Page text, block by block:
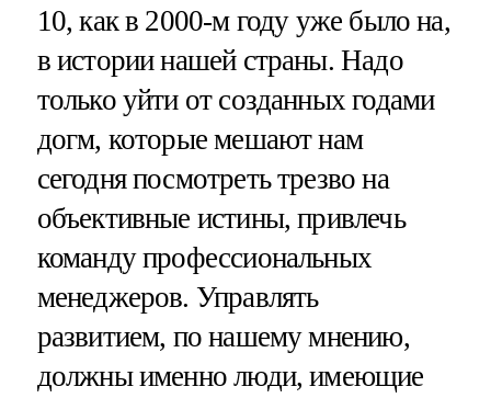
10, как в 2000-м году уже было на,
в истории нашей страны. Надо
только уйти от созданных годами
догм, которые мешают нам
сегодня посмотреть трезво на
объективные истины, привлечь
команду профессиональных
менеджеров. Управлять
развитием, по нашему мнению,
должны именно люди, имеющие